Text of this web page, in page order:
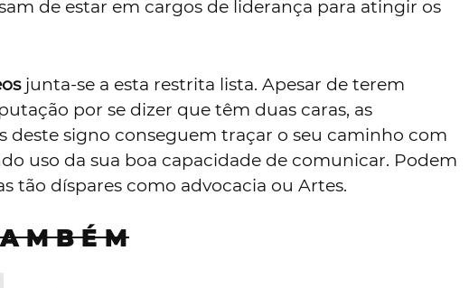
de estar em cargos de liderança para atingir os
junta-se a esta restrita lista. Apesar de terem
por se dizer que têm duas caras, as
deste signo conseguem traçar o seu caminho com
uso da sua boa capacidade de comunicar. Podem
tão díspares como advocacia ou Artes.